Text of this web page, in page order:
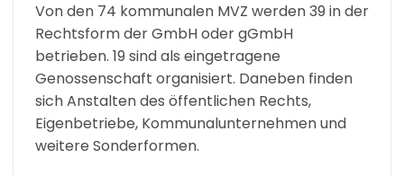
Von den 74 kommunalen MVZ werden 39 in der
Rechtsform der GmbH oder gGmbH
betrieben. 19 sind als eingetragene
Genossenschaft organisiert. Daneben finden
sich Anstalten des öffentlichen Rechts,
Eigenbetriebe, Kommunalunternehmen und
weitere Sonderformen.